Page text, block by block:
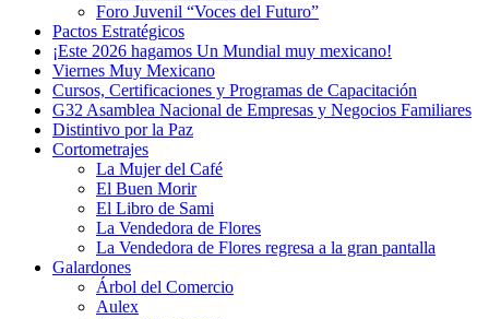
Foro Juvenil “Voces del Futuro”
Pactos Estratégicos
¡Este 2026 hagamos Un Mundial muy mexicano!
Viernes Muy Mexicano
Cursos, Certificaciones y Programas de Capacitación
G32 Asamblea Nacional de Empresas y Negocios Familiares
Distintivo por la Paz
Cortometrajes
La Mujer del Café
El Buen Morir
El Libro de Sami
La Vendedora de Flores
La Vendedora de Flores regresa a la gran pantalla
Galardones
Árbol del Comercio
Aulex